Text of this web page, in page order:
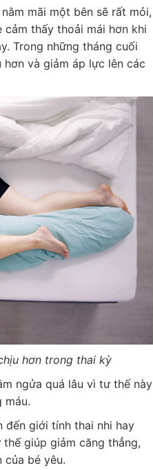
mãi một bên sẽ rất mỏi,
cảm thấy thoải mái hơn khi
Trong những tháng cuối
và giảm áp lực lên các
hơn trong thai kỳ
ngửa quá lâu vì tư thế này
máu.
đến giới tính thai nhi hay
giúp giảm căng thẳng,
bé yêu.